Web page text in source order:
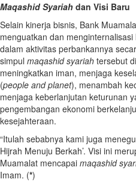
Maqashid Syariah dan Visi Baru
Selain kinerja bisnis, Bank
menguatkan dan menginternalisasi
dalam aktivitas perbankannya
simpul maqashid syariah tersebut
meningkatkan iman, menjaga
(people and planet), menambah
menjaga keberlanjutan keturunan
pengembangan ekonomi
kesejahteraan.
“Itulah sebabnya kami juga
Hijrah Menuju Berkah’. Visi ini
Muamalat mencapai maqashid
Imam. (*)